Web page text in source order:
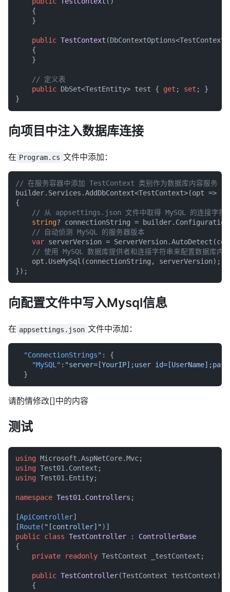
    {
    }
public TestContext (
    {
    }
// 定义表
public DbSet<TestEntity> test { get ; set ; }
向项目中注入数据库连接
在 Program.cs 文件中添加：
// 在服务容器中添加 TestContext 类别作为数据库内容服务
builder.Services.AddDbContext<TestContext>(opt =>
{
// 从 appsettings.json 文件中取得 MySQL 的连接字符
string? connectionString =
// 自动侦测 MySQL 的服务器版本
var serverVersion =
// 使用 MySQL 数据库提供者和连接字符串来配置数据库内
    opt.UseMySql(connectionString, serverVersion);
向配置文件中写入Mysql信息
在 appsettings.json 文件中添加：
"ConnectionStrings" :
{
"MySQL" : "server=[YourIP];user
}
请酌情修改[]中的内容
测试
using
using
using Test01.Entity;
namespace Test01.Controllers ;
[ApiController]
[Route( "[controller]")
public class TestController : ControllerBase
{
private
readonly TestContext _testContext;
public TestController(TestContext testContext)
    {